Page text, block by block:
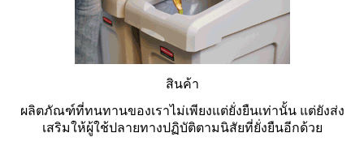
สินค้า
ผลิตภัณฑ์ที่ทนทานของเราไม่เพียงแต่ยั่งยืนเท่านั้น แต่ยังส่ง
เสริมให้ผู้ใช้ปลายทางปฏิบัติตามนิสัยที่ยั่งยืนอีกด้วย